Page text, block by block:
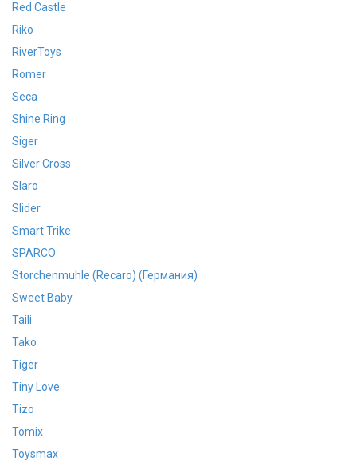
Red Castle
Riko
RiverToys
Romer
Seca
Shine Ring
Siger
Silver Cross
Slaro
Slider
Smart Trike
SPARCO
Storchenmuhle (Recaro) (Германия)
Sweet Baby
Taili
Tako
Tiger
Tiny Love
Tizo
Tomix
Toysmax